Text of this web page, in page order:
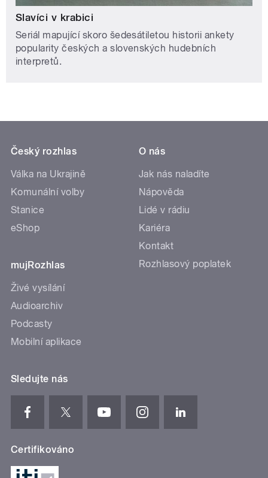
Slavíci v krabici
Seriál mapující skoro šedesátiletou historii ankety
popularity českých a slovenských hudebních
interpretů.
Český rozhlas
Válka na Ukrajině
Komunální volby
Stanice
eShop
mujRozhlas
Živé vysílání
Audioarchiv
Podcasty
Mobilní aplikace
O nás
Jak nás naladíte
Nápověda
Lidé v rádiu
Kariéra
Kontakt
Rozhlasový poplatek
Sledujte nás
Certifikováno